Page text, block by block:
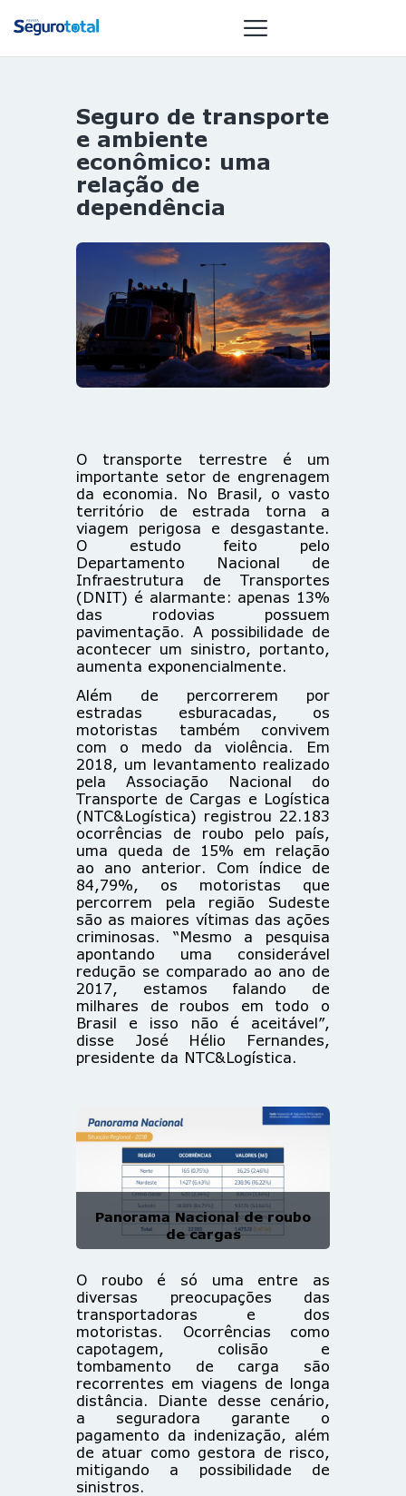
NOTÍCIAS
REVISTA
ESPECIAIS
GAIVOTA DE
ST SUMMIT
MULHERES
GESTORAS
HOMEST
HOME
Seguro de transporte
e ambiente
econômico: uma
relação de
dependência
O transporte terrestre é um
importante setor de engrenagem
da economia. No Brasil, o vasto
território de estrada torna a
viagem perigosa e desgastante.
O estudo feito pelo
Departamento Nacional de
Infraestrutura de Transportes
(DNIT) é alarmante: apenas 13%
das rodovias possuem
pavimentação. A possibilidade de
acontecer um sinistro, portanto,
aumenta exponencialmente.
Além de percorrerem por
estradas esburacadas, os
motoristas também convivem
com o medo da violência. Em
2018, um levantamento realizado
pela Associação Nacional do
Transporte de Cargas e Logística
(NTC&Logística) registrou 22.183
ocorrências de roubo pelo país,
uma queda de 15% em relação
ao ano anterior. Com índice de
84,79%, os motoristas que
percorrem pela região Sudeste
são as maiores vítimas das ações
criminosas. “Mesmo a pesquisa
apontando uma considerável
redução se comparado ao ano de
2017, estamos falando de
milhares de roubos em todo o
Brasil e isso não é aceitável”,
disse José Hélio Fernandes,
presidente da NTC&Logística.
Panorama Nacional de roubo
de cargas
O roubo é só uma entre as
diversas preocupações das
transportadoras e dos
motoristas. Ocorrências como
capotagem, colisão e
tombamento de carga são
recorrentes em viagens de longa
distância. Diante desse cenário,
a seguradora garante o
pagamento da indenização, além
de atuar como gestora de risco,
mitigando a possibilidade de
sinistros.